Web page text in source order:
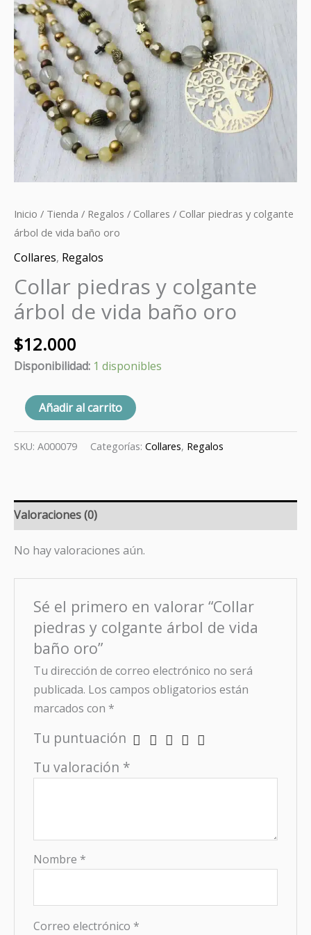
Inicio / Tienda / Regalos / Collares / Collar piedras y colgante
árbol de vida baño oro
Collares, Regalos
Collar piedras y colgante
árbol de vida baño oro
$12.000
Disponibilidad: 1 disponibles
vida
baño
oro
cantidad
Añadir al carrito
SKU: A000079 Categorías: Collares, Regalos
Valoraciones (0)
No hay valoraciones aún.
Sé el primero en valorar “Collar
piedras y colgante árbol de vida
baño oro”
Tu dirección de correo electrónico no será
publicada. Los campos obligatorios están
marcados con *
Tu puntuación
Tu valoración *
Nombre *
Correo electrónico *